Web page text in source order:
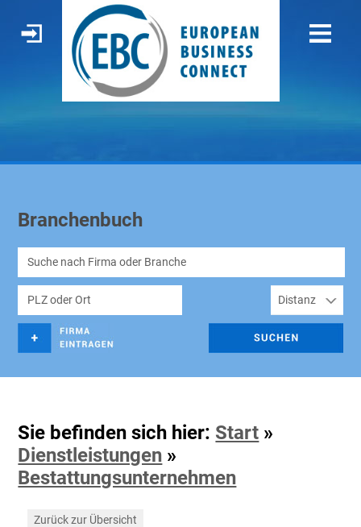
Branchenbuch
Sie befinden sich hier: Start »
Dienstleistungen »
Bestattungsunternehmen
Zurück zur Übersicht